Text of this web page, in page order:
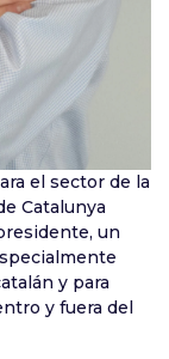
el sector de la
Catalunya
un
y para
y fuera del